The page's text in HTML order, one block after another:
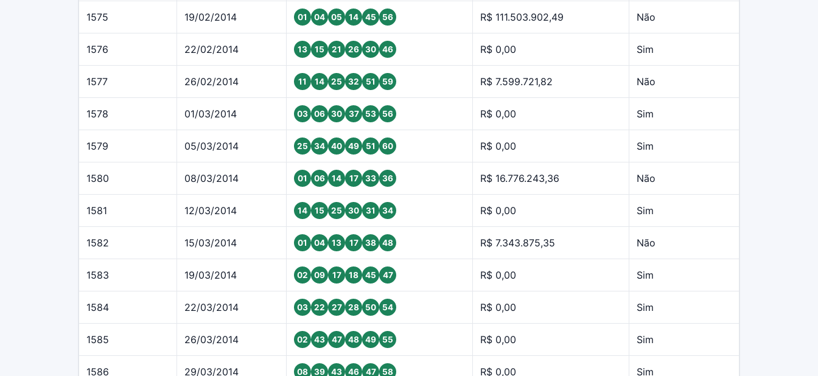
1575 19/02/2014 01 04 05 14 45 56 R$ 111.503.902,49 Não
1576 22/02/2014 13 15 21 26 30 46 R$ 0,00 Sim
1577 26/02/2014 11 14 25 32 51 59 R$ 7.599.721,82 Não
1578 01/03/2014 03 06 30 37 53 56 R$ 0,00 Sim
1579 05/03/2014 25 34 40 49 51 60 R$ 0,00 Sim
1580 08/03/2014 01 06 14 17 33 36 R$ 16.776.243,36 Não
1581 12/03/2014 14 15 25 30 31 34 R$ 0,00 Sim
1582 15/03/2014 01 04 13 17 38 48 R$ 7.343.875,35 Não
1583 19/03/2014 02 09 17 18 45 47 R$ 0,00 Sim
1584 22/03/2014 03 22 27 28 50 54 R$ 0,00 Sim
1585 26/03/2014 02 43 47 48 49 55 R$ 0,00 Sim
1586 29/03/2014 08 39 43 46 47 58 R$ 0,00 Sim